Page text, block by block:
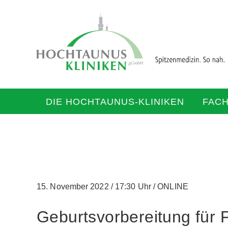
DIE HOCHTAUNUS-KLINIKEN
15. November 2022 /17:30 Uhr/ONLINE
Geburtsvorbereitung für